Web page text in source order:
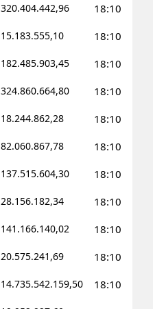
320.404.442,96 18:10
15.183.555,10 18:10
182.485.903,45 18:10
324.860.664,80 18:10
18.244.862,28 18:10
82.060.867,78 18:10
137.515.604,30 18:10
28.156.182,34 18:10
141.166.140,02 18:10
20.575.241,69 18:10
14.735.542.159,50 18:10